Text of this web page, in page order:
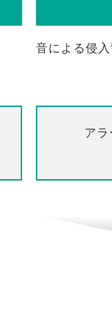
音による侵
ア